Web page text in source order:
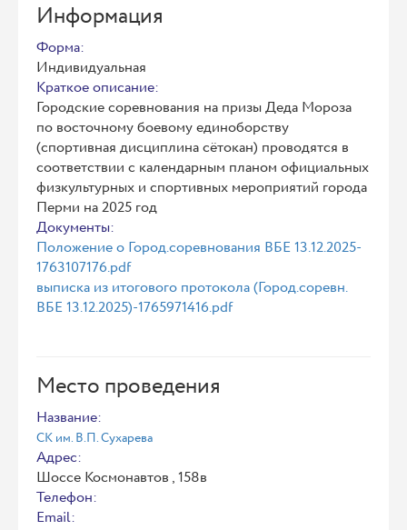
Информация
Форма:
Индивидуальная
Краткое описание:
Городские соревнования на призы Деда Мороза
по восточному боевому единоборству
(спортивная дисциплина сётокан) проводятся в
соответствии с календарным планом официальных
физкультурных и спортивных мероприятий города
Перми на 2025 год
Документы:
Положение о Город.соревнования ВБЕ 13.12.2025-
1763107176.pdf
выписка из итогового протокола (Город.соревн.
ВБЕ 13.12.2025)-1765971416.pdf
Место проведения
Название:
СК им. В.П. Сухарева
Адрес:
Шоссе Космонавтов , 158в
Телефон:
Email: